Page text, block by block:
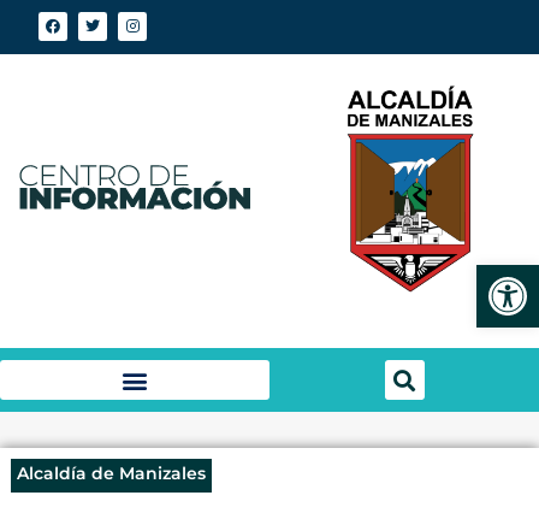
Alcaldía de Manizales